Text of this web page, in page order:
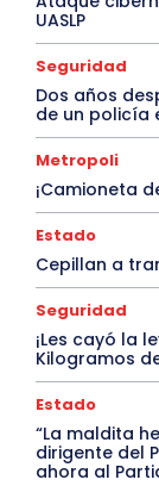
UASLP
Seguridad
Dos años
de un policía
Metropoli
¡Camioneta
Estado
Cepillan a
Seguridad
¡Les cayó la
Kilogramos
Estado
“La maldita
dirigente del
ahora al